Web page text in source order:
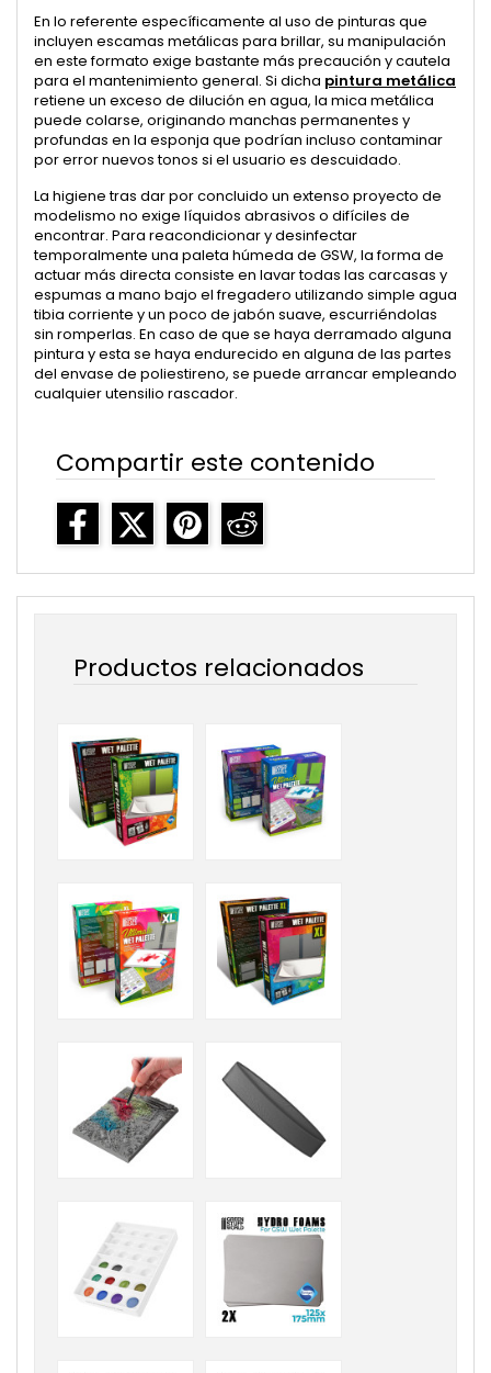
En lo referente específicamente al uso de pinturas que
incluyen escamas metálicas para brillar, su manipulación
en este formato exige bastante más precaución y cautela
para el mantenimiento general. Si dicha pintura metálica
retiene un exceso de dilución en agua, la mica metálica
puede colarse, originando manchas permanentes y
profundas en la esponja que podrían incluso contaminar
por error nuevos tonos si el usuario es descuidado.
La higiene tras dar por concluido un extenso proyecto de
modelismo no exige líquidos abrasivos o difíciles de
encontrar. Para reacondicionar y desinfectar
temporalmente una paleta húmeda de GSW, la forma de
actuar más directa consiste en lavar todas las carcasas y
espumas a mano bajo el fregadero utilizando simple agua
tibia corriente y un poco de jabón suave, escurriéndolas
sin romperlas. En caso de que se haya derramado alguna
pintura y esta se haya endurecido en alguna de las partes
del envase de poliestireno, se puede arrancar empleando
cualquier utensilio rascador.
Compartir este contenido
Productos relacionados